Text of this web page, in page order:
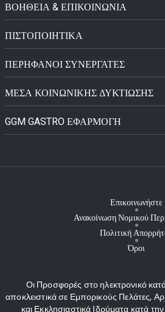
ΒΟΗΘΕΙΑ & ΕΠΙΚΟΙΝΩΝΙΑ
ΠΙΣΤΟΠΟΙΗΤΙΚΆ
ΠΕΡΉΦΑΝΟΙ ΣΥΝΕΡΓΆΤΕΣ
ΜΈΣΑ ΚΟΙΝΩΝΙΚΉΣ ΔΥΚΤΊΩΣΗΣ
GGM GASTRO ΕΦΑΡΜΟΓΉ
Επικοινωνήστε
Ανακοίνωση Νομικού
Πολιτική
Όροι
Οι Προσφορές στο ηλεκτρονικό
αποκλειστικά σε Εμπορικούς Πελάτες,
και Εκκλησιαστικά Ιδρύματα κατά